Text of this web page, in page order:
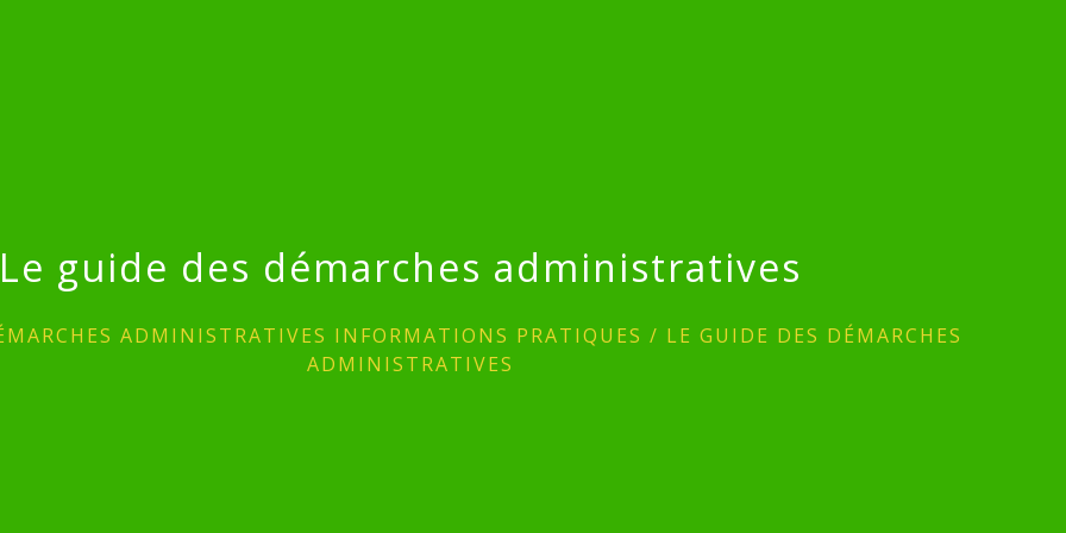
Le guide des démarches administratives
ADMINISTRATIVES INFORMATIONS PRATIQUES / LE GUIDE DES DÉMARCHES
ADMINISTRATIVES